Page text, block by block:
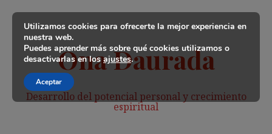
contenido
Ona Daurada
Desarrollo del potencial personal y crecimiento
espiritual
Utilizamos cookies para ofrecerte la mejor experiencia en
nuestra web.
Puedes aprender más sobre qué cookies utilizamos o
desactivarlas en losajustes.
Aceptar